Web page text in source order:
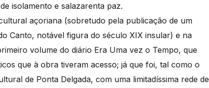
isolamento e salazarenta paz.
açoriana (sobretudo pela publicação de um
Canto, notável figura do século XIX insular) e na
volume do diário Era Uma vez o Tempo, que
que à obra tiveram acesso; já que foi, tal como o
de Ponta Delgada, com uma limitadíssima rede de